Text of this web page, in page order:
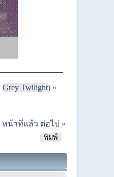
Grey Twilight) »
หน้าที่แล้ว ต่อไป »
พิมพ์